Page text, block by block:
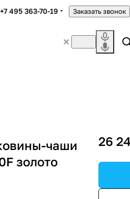
+7 495 363-70-19 Заказать звонок
чаши
золото
26